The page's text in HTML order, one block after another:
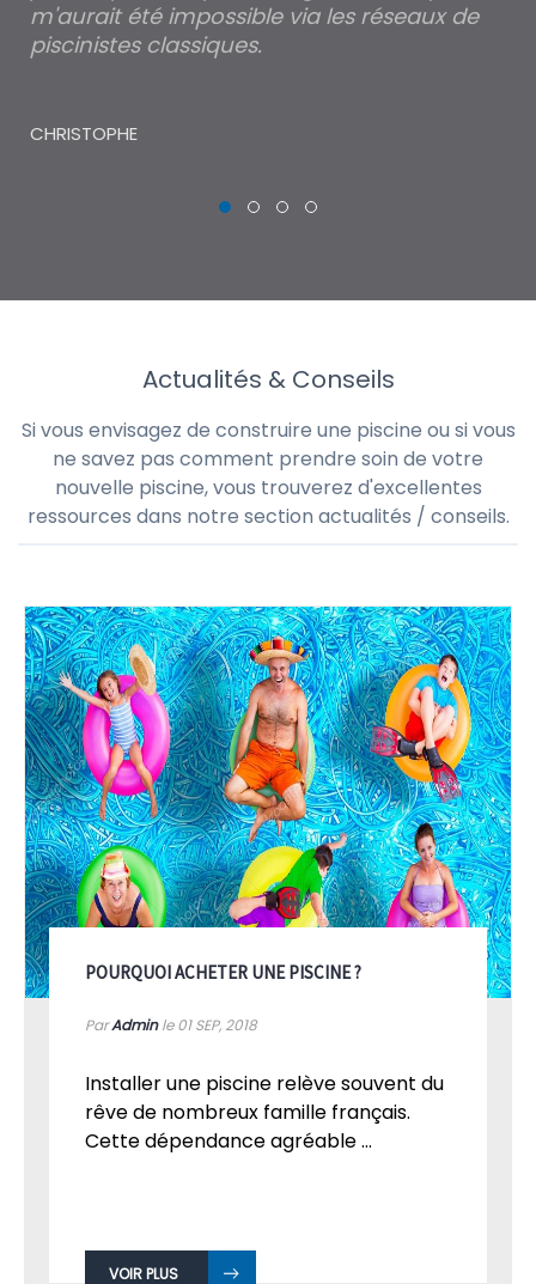
m'aurait été impossible via les réseaux de
piscinistes classiques.
CHRISTOPHE
Actualités & Conseils
Si vous envisagez de construire une piscine ou si vous
ne savez pas comment prendre soin de votre
nouvelle piscine, vous trouverez d'excellentes
ressources dans notre section actualités / conseils.
POURQUOI ACHETER UNE PISCINE ?
ParAdminle 01SEP, 2018
Installer une piscine relève souvent du
rêve de nombreux famille français.
Cette dépendance agréable ...
VOIR PLUS